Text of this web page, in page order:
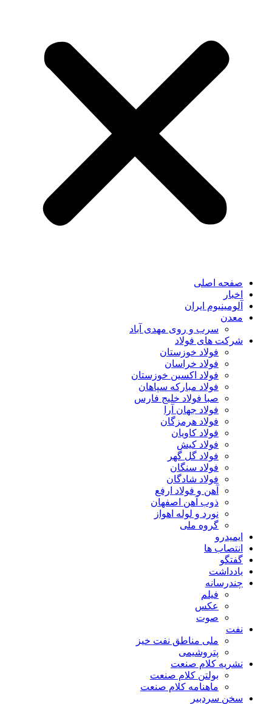
صفحه اصلی
اخبار
آلومینیوم ایران
معدن
سرب و روی مهدی آباد
شرکت های فولاد
فولاد خوزستان
فولاد خراسان
فولاد اکسین خوزستان
فولاد مبارکه سپاهان
صبا فولاد خلیج فارس
فولاد جهان آرا
فولاد هرمزگان
فولاد کاویان
فولاد کیش
فولاد گل گهر
فولاد سنگان
فولاد شادگان
آهن و فولاد ارفع
ذوب آهن اصفهان
نورد و لوله اهواز
گروه ملی
ایمیدرو
انتصاب ها
گفتگو
یادداشت
چندرسانه
فیلم
عکس
صوت
نفت
ملی مناطق نفت خیز
پتروشیمی
نشریه کلام صنعت
بولتن کلام صنعت
ماهنامه کلام صنعت
سخن سردبیر